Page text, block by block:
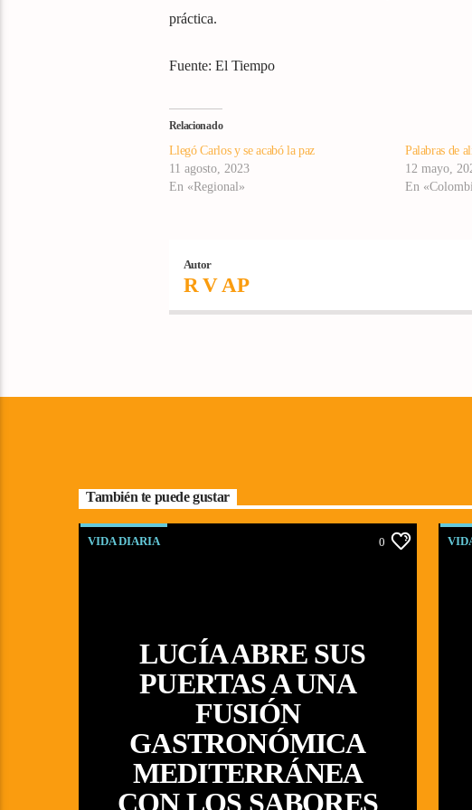
práctica.
Fuente: El Tiempo
Relacionado
Llegó Carlos y se acabó la paz
11 agosto, 2023
En «Regional»
Palabras de
12 mayo,
En
Autor
R V AP
También te puede gustar
VIDA DIARIA 0
LUCÍA ABRE SUS
PUERTAS A UNA
FUSIÓN
GASTRONÓMICA
MEDITERRÁNEA
CON LOS SABORES